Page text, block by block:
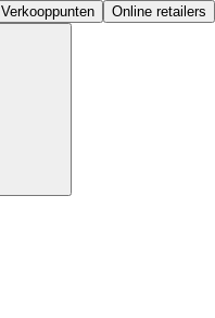
Verkooppunten Online retailers